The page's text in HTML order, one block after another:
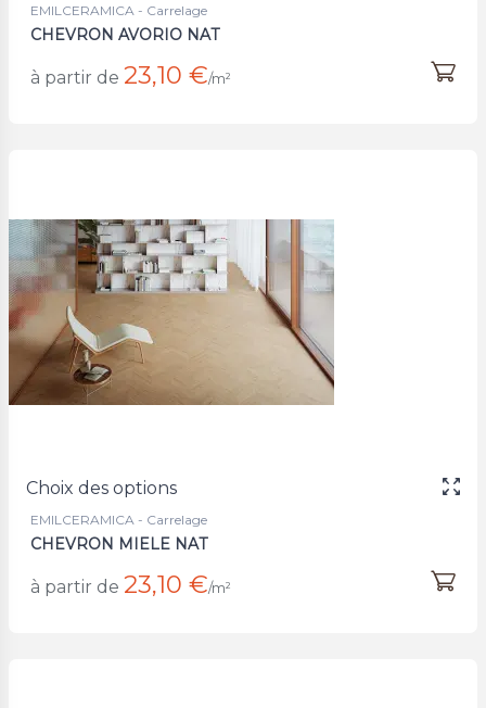
EMILCERAMICA - Carrelage
CHEVRON AVORIO NAT
à partir de 23,10 €/m²
Choix des options
EMILCERAMICA - Carrelage
CHEVRON MIELE NAT
à partir de 23,10 €/m²